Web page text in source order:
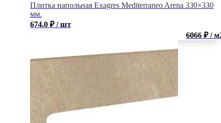
Плитка напольная Exagres Mediterraneo Arena 330×330
мм.
674.0 ₽ / шт
6066 ₽ /